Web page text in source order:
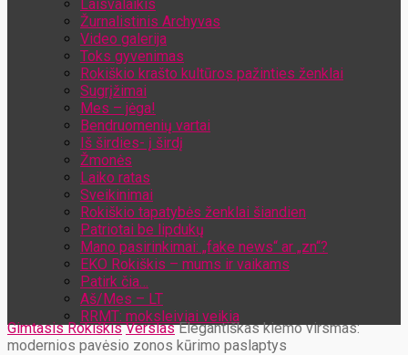
Laisvalaikis
Žurnalistinis Archyvas
Video galerija
Toks gyvenimas
Rokiškio krašto kultūros pažinties ženklai
Sugrįžimai
Mes – jėga!
Bendruomenių vartai
Iš širdies- į širdį
Žmonės
Laiko ratas
Sveikinimai
Rokiškio tapatybės ženklai šiandien
Patriotai be lipdukų
Mano pasirinkimai: „fake news“ ar „zn“?
EKO Rokiškis – mums ir vaikams
Patirk čia…
Aš/Mes – LT
RRMT: moksleiviai veikia
Gimtasis Rokiškis Verslas Elegantiškas kiemo virsmas:
modernios pavėsio zonos kūrimo paslaptys